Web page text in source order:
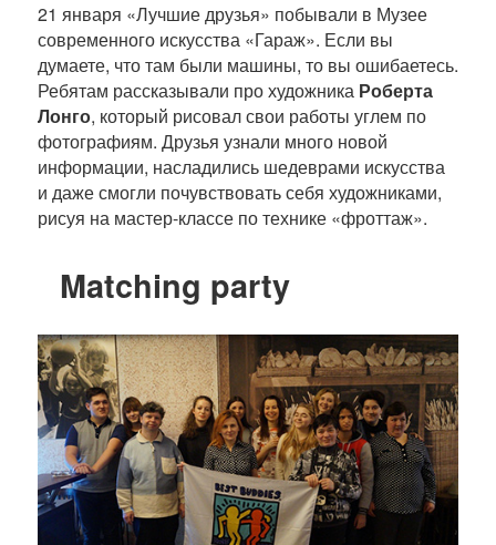
21 января «Лучшие друзья» побывали в Музее
современного искусства «Гараж». Если вы
думаете, что там были машины, то вы ошибаетесь.
Ребятам рассказывали про художника Роберта
Лонго, который рисовал свои работы углем по
фотографиям. Друзья узнали много новой
информации, насладились шедеврами искусства
и даже смогли почувствовать себя художниками,
рисуя на мастер-классе по технике «фроттаж».
Matching party